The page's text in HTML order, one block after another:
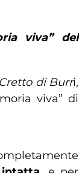
viva” del
Cretto di Burri,
viva” di